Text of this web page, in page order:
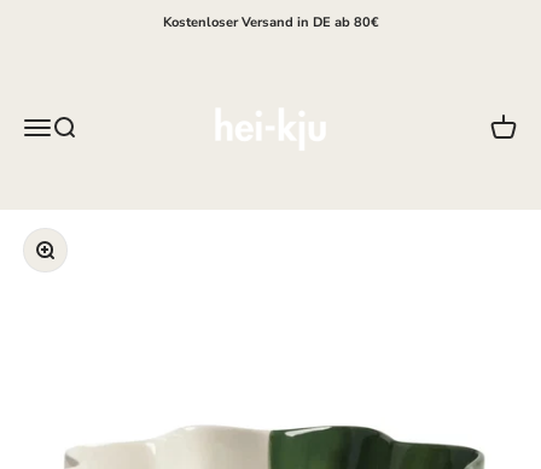
Kostenloser Versand in DE ab 80€
MenüSuche
Bild vergrößern